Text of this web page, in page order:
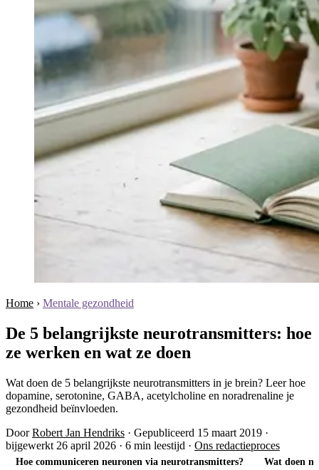
Home › Mentale gezondheid
De 5 belangrijkste neurotransmitters: hoe
ze werken en wat ze doen
Wat doen de 5 belangrijkste neurotransmitters in je brein? Leer hoe
dopamine, serotonine, GABA, acetylcholine en noradrenaline je
gezondheid beïnvloeden.
DoorRobert Jan Hendriks · Gepubliceerd 15 maart 2019 ·
bijgewerkt 26 april 2026 · 6 min leestijd · Ons redactieproces
Hoe communiceren neuronen via neurotransmitters? Wat doen